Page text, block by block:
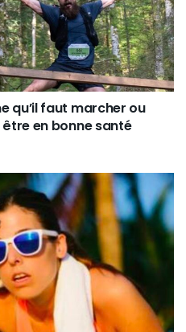
qu’il faut marcher ou
en bonne santé